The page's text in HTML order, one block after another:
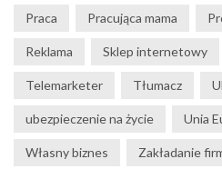
Praca Pracująca mama
Reklama Sklep internetowy
Telemarketer Tłumacz
ubezpieczenie na życie Unia
Własny biznes Zakładanie